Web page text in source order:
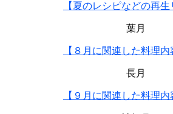
【夏のレシピなどの再生
葉月
【８月に関連した料理内
長月
【９月に関連した料理内